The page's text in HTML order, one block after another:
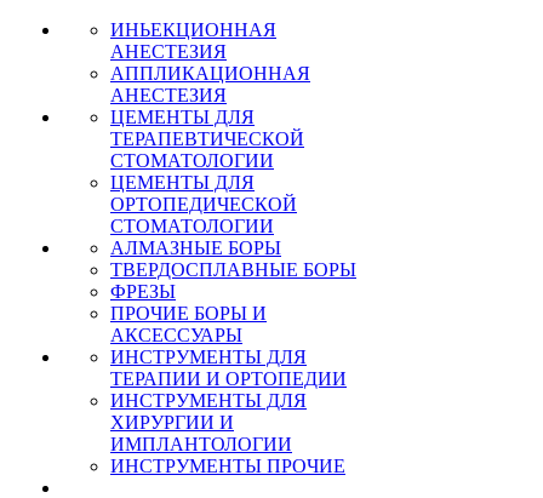
ИНЬЕКЦИОННАЯ
АНЕСТЕЗИЯ
АППЛИКАЦИОННАЯ
АНЕСТЕЗИЯ
ЦЕМЕНТЫ ДЛЯ
ТЕРАПЕВТИЧЕСКОЙ
СТОМАТОЛОГИИ
ЦЕМЕНТЫ ДЛЯ
ОРТОПЕДИЧЕСКОЙ
СТОМАТОЛОГИИ
АЛМАЗНЫЕ БОРЫ
ТВЕРДОСПЛАВНЫЕ БОРЫ
ФРЕЗЫ
ПРОЧИЕ БОРЫ И
АКСЕССУАРЫ
ИНСТРУМЕНТЫ ДЛЯ
ТЕРАПИИ И ОРТОПЕДИИ
ИНСТРУМЕНТЫ ДЛЯ
ХИРУРГИИ И
ИМПЛАНТОЛОГИИ
ИНСТРУМЕНТЫ ПРОЧИЕ